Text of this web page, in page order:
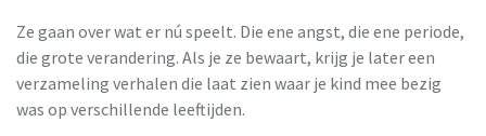
Ze gaan over wat er nú speelt. Die ene angst, die ene periode,
die grote verandering. Als je ze bewaart, krijg je later een
verzameling verhalen die laat zien waar je kind mee bezig
was op verschillende leeftijden.